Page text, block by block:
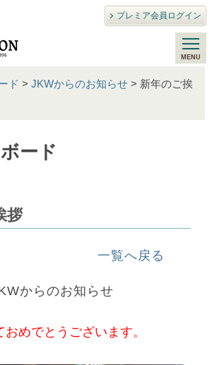
プレミア会員ログイン
ド > JKWからのお知らせ > 新年のご挨
ード
拶
一覧へ戻る
からのお知らせ
めでとうございます。